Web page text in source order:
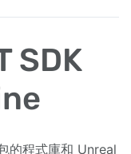
SDK
的程式庫和 Unreal